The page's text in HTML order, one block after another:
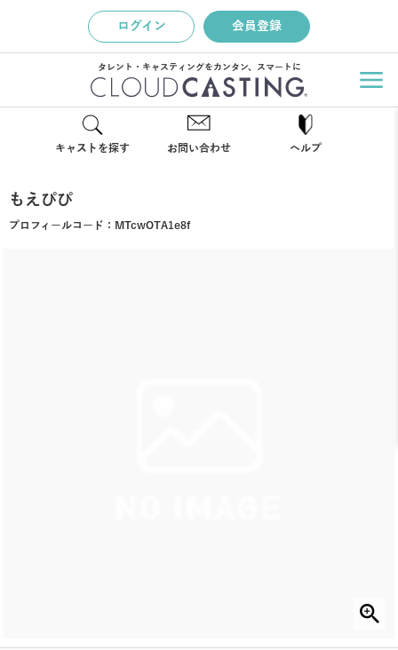
ログイン 会員登録
タレント・キャスティングをカンタン、スマートに
キャストを探す お問い合わせ ヘルプ
もえぴぴ
プロフィールコード： MTcwOTA1e8f